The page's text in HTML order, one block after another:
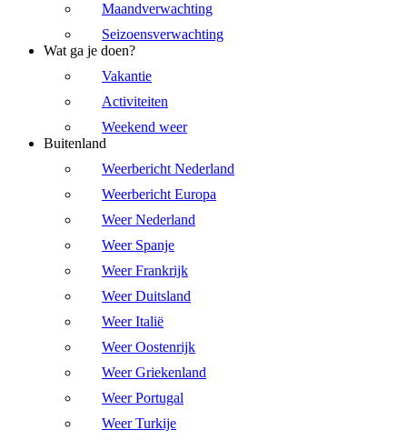
Maandverwachting
Seizoensverwachting
Wat ga je doen?
Vakantie
Activiteiten
Weekend weer
Buitenland
Weerbericht Nederland
Weerbericht Europa
Weer Nederland
Weer Spanje
Weer Frankrijk
Weer Duitsland
Weer Italië
Weer Oostenrijk
Weer Griekenland
Weer Portugal
Weer Turkije